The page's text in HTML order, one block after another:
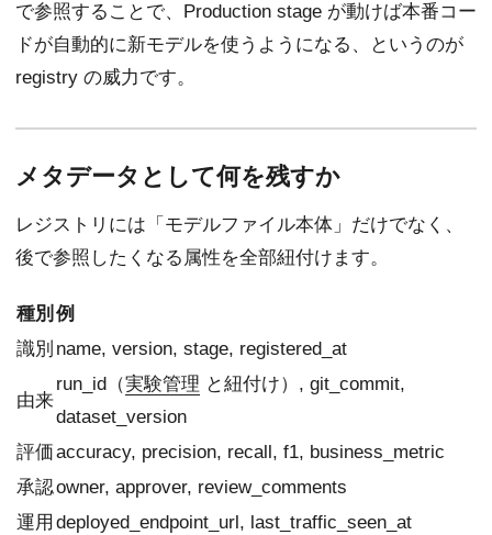
で参照することで、Production stage が動けば本番コー
ドが自動的に新モデルを使うようになる、というのが
registry の威力です。
メタデータとして何を残すか
レジストリには「モデルファイル本体」だけでなく、
後で参照したくなる属性を全部紐付けます。
種別 例
識別 name, version, stage, registered_at
由来
run_id（実験管理 と紐付け）, git_commit,
dataset_version
評価accuracy, precision, recall, f1, business_metric
承認owner, approver, review_comments
運用 deployed_endpoint_url, last_traffic_seen_at